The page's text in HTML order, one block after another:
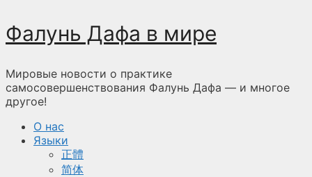
Перейти
к
Фалунь Дафа в мире
Мировые новости о практике
самосовершенствования Фалунь Дафа — и многое
другое!
О нас
Языки
正體
简体